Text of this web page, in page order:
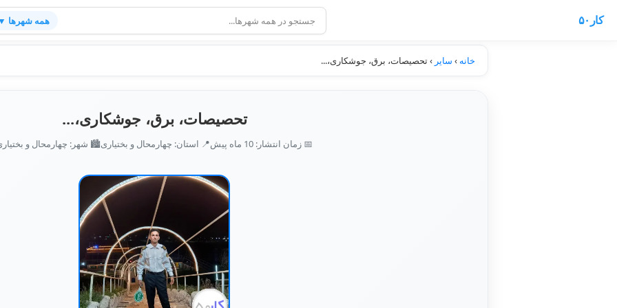
کار۵۰ همه شهرها
خانه › سایر ›تحصیصات، برق، جوشکاری،...
تحصیصات، برق، جوشکاری،...
📅 زمان انتشار: 10 ماه پیش 📍 استان: چهارمحال و بختیاری🏙️ شهر: چهارمحال و